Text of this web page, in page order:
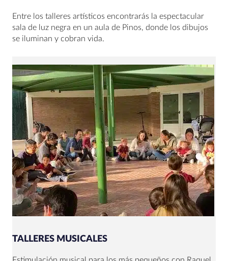
Entre los talleres artísticos encontrarás la espectacular
sala de luz negra en un aula de Pinos, donde los dibujos
se iluminan y cobran vida.
TALLERES MUSICALES